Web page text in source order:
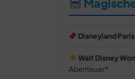
Disneyland
Walt Disney
Abenteuer